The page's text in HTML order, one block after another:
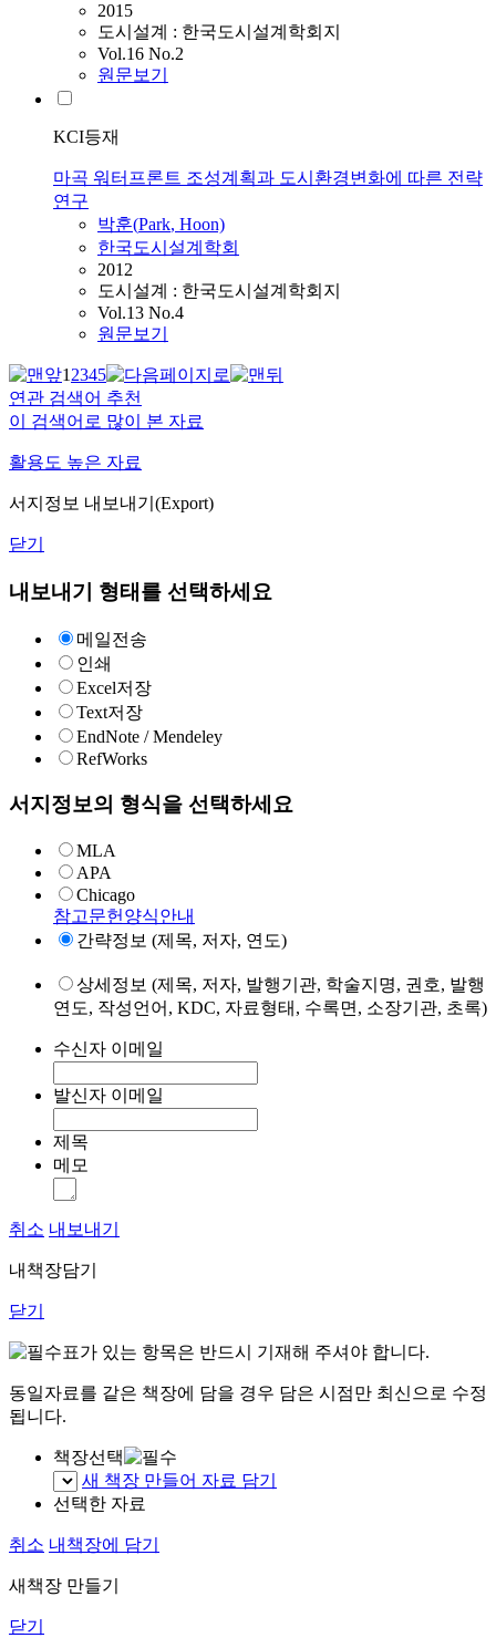
2015
도시설계 : 한국도시설계학회지
Vol.16 No.2
원문보기
KCI등재
마곡 워터프론트 조성계획과 도시환경변화에 따른 전략
연구
박훈(Park, Hoon)
한국도시설계학회
2012
도시설계 : 한국도시설계학회지
Vol.13 No.4
원문보기
12345
연관 검색어 추천
이 검색어로 많이 본 자료
활용도 높은 자료
서지정보 내보내기(Export)
닫기
내보내기 형태를 선택하세요
메일전송
인쇄
Excel저장
Text저장
EndNote / Mendeley
RefWorks
서지정보의 형식을 선택하세요
MLA
APA
Chicago
참고문헌양식안내
간략정보 (제목, 저자, 연도)
상세정보 (제목, 저자, 발행기관, 학술지명, 권호, 발행
연도, 작성언어, KDC, 자료형태, 수록면, 소장기관, 초록)
수신자 이메일
발신자 이메일
제목
메모
취소 내보내기
내책장담기
닫기
표가 있는 항목은 반드시 기재해 주셔야 합니다.
동일자료를 같은 책장에 담을 경우 담은 시점만 최신으로 수정
됩니다.
책장선택
새 책장 만들어 자료 담기
선택한 자료
취소 내책장에 담기
새책장 만들기
닫기